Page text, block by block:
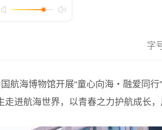
字
海博物馆开展“童心向海・融爱同行
进航海世界，以青春之力护航成长，